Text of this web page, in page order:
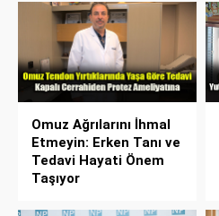
Omuz Ağrılarını İhmal
Etmeyin: Erken Tanı ve
Tedavi Hayati Önem
Taşıyor